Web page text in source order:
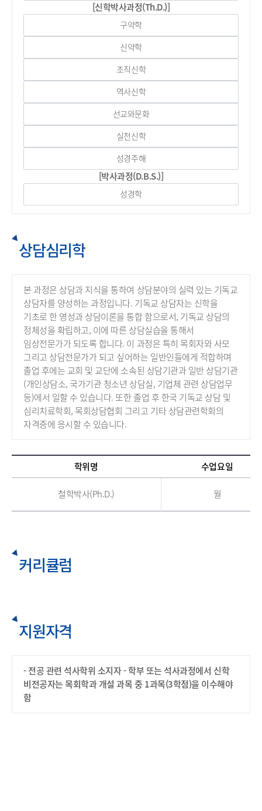
[신학박사과정(Th.D.)]
구약학
신약학
조직신학
역사신학
선교와문화
실천신학
성경주해
[박사과정(D.B.S.)]
성경학
상담심리학
본 과정은 상담과 지식을 통하여 상담분야의 실력 있는 기독교
상담자를 양성하는 과정입니다. 기독교 상담자는 신학을
기초로 한 영성과 상담이론을 통합 함으로서, 기독교 상담의
정체성을 확립하고, 이에 따른 상담실습을 통해서
임상전문가가 되도록 합니다. 이 과정은 특히 목회자와 사모
그리고 상담전문가가 되고 싶어하는 일반인들에게 적합하며
졸업 후에는 교회 및 교단에 소속된 상담기관과 일반 상담기관
(개인상담소, 국가기관 청소년 상담실, 기업체 관련 상담업무
등)에서 일할 수 있습니다. 또한 졸업 후 한국 기독교 상담 및
심리치료학회, 목회상담협회 그리고 기타 상담관련학회의
자격증에 응시할 수 있습니다.
학위명 수업요일
철학박사(Ph.D.) 월
커리큘럼
지원자격
- 전공 관련 석사학위 소지자- 학부 또는 석사과정에서 신학
비전공자는 목회학과 개설 과목 중 1과목(3학점)을 이수해야
함